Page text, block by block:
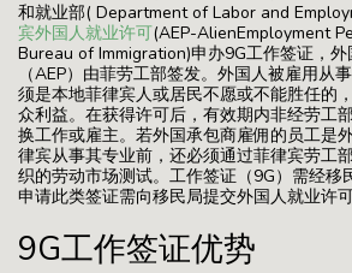
和就业部( Department of Labor and
宾外国人就业许可(AEP-AlienEmployment
Bureau of Immigration)申办9G工作签证，
（AEP）由菲劳工部签发。外国人被雇用从
须是本地菲律宾人或居民不愿或不能胜任的
众利益。在获得许可后，有效期内非经劳工
换工作或雇主。若外国承包商雇佣的员工是
律宾从事其专业前，还必须通过菲律宾劳工
织的劳动市场测试。工作签证（9G）需经移
申请此类签证需向移民局提交外国人就业许
9G工作签证优势